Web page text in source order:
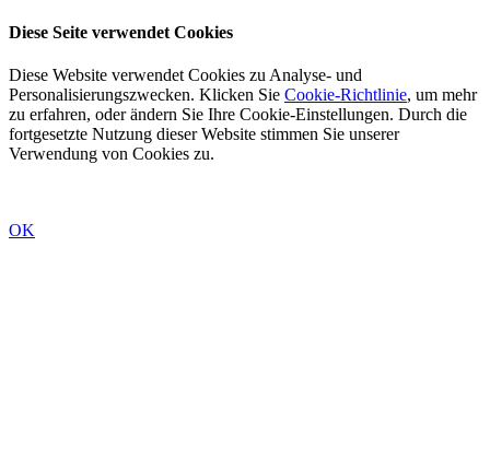
Diese Seite verwendet Cookies
Diese Website verwendet Cookies zu Analyse- und
Personalisierungszwecken. Klicken Sie Cookie-Richtlinie, um mehr
zu erfahren, oder ändern Sie Ihre Cookie-Einstellungen. Durch die
fortgesetzte Nutzung dieser Website stimmen Sie unserer
Verwendung von Cookies zu.
OK